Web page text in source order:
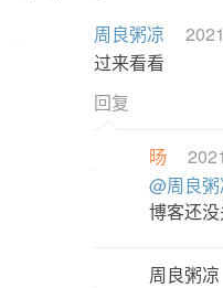
周良粥凉
过来看看
回复
旸
@周良
博客还
周良粥凉